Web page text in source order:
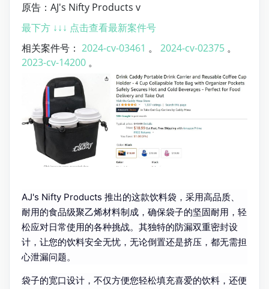
原告：AJ's Nifty Products v
最下方 ↓↓↓ 点击查看最新案件号
相关案件号： 2024-cv-03461 。 2024-cv-02375 。
2023-cv-14200 。
AJ's Nifty Products 推出的这款饮料袋，采用高品质、
耐用的食品级聚乙烯材料制成，确保袋子的坚固耐用，轻
松应对日常使用的各种挑战。其独特的防漏双重密封设
计，让您的饮料安全无忧，无论倒置还是挤压，都无需担
心泄漏问题。
袋子的宽口设计，不仅方便您轻松填充喜爱的饮料，还便